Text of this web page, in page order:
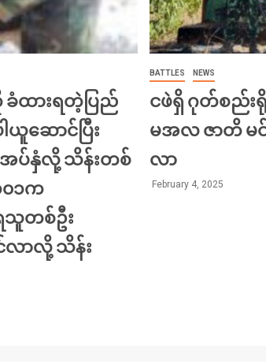
ခံထားရတဲ့ပြည်
ဆောင်ပြီး
ပ်နှံလို့ သိန်းတစ်
၀၁က
သူတစ်ဦး
ာလို့ သိန်း
BATTLES NEWS
ငဖဲရှိ ဂုတ်စည်းရို
မအလ ဇာတိ မ
လာ
February 4, 2025